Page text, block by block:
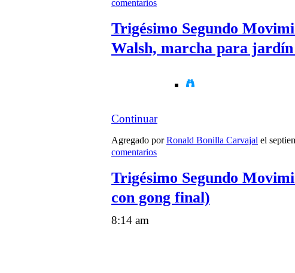
comentarios
Trigésimo Segundo
Walsh, marcha para
Continuar
Agregado porRonald Bonilla Carvajal el
comentarios
Trigésimo Segundo
con gong final)
8:14 am